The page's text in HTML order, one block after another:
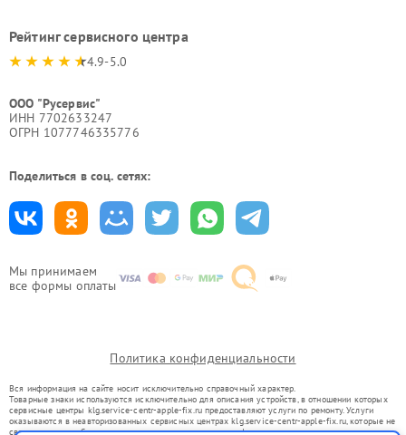
Мы принимаем
все формы оплаты
Рейтинг сервисного центра
4.9-5.0
ООО "Русервис"
ИНН 7702633247
ОГРН 1077746335776
Поделиться в соц. сетях:
Политика конфиденциальности
Вся информация на сайте носит исключительно справочный характер.
Товарные знаки используются исключительно для описания устройств, в отношении которых
сервисные центры klg.service-centr-apple-fix.ru предоставляют услуги по ремонту. Услуги
оказываются в неавторизованных сервисных центрах klg.service-centr-apple-fix.ru, которые не
связаны с правообладателями товарных знаков или их официальными представителями.